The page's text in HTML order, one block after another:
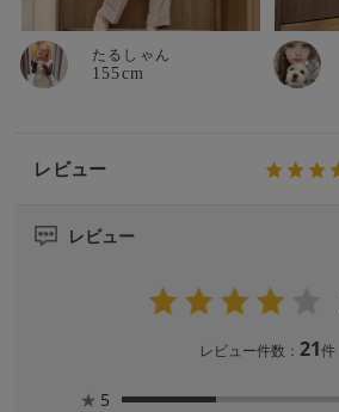
たるしゃん
155cm
レビュー
レビュー
レビュー件数： 21件
★ 5